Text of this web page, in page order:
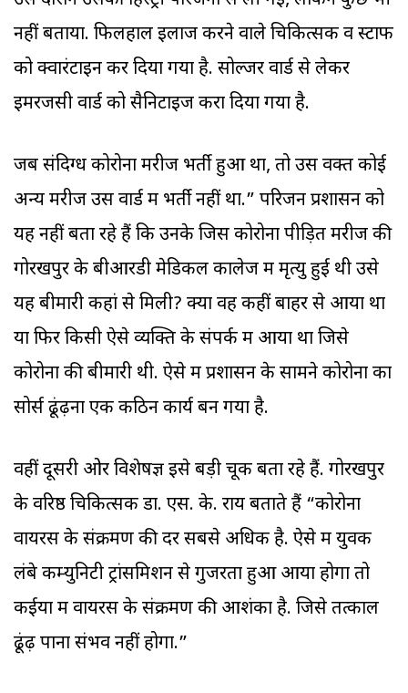
नहीं बताया. फिलहाल इलाज करने वाले चिकित्सक व स्टाफ
को क्वारंटाइन कर दिया गया है. सोल्जर वार्ड से लेकर
इमरजेंसी वार्ड को सैनिटाइज करा दिया गया है.
जब संदिग्ध कोरोना मरीज भर्ती हुआ था, तो उस वक्त कोई
अन्य मरीज उस वार्ड में भर्ती नहीं था.” परिजन प्रशासन को
यह नहीं बता रहे हैं कि उनके जिस कोरोना पीड़ित मरीज की
गोरखपुर के बीआरडी मेडिकल कालेज में मृत्यु हुई थी उसे
यह बीमारी कहां से मिली? क्या वह कहीं बाहर से आया था
या फिर किसी ऐसे व्यक्ति के संपर्क में आया था जिसे
कोरोना की बीमारी थी. ऐसे में प्रशासन के सामने कोरोना का
सोर्स ढूंढ़ना एक कठिन कार्य बन गया है.
वहीं दूसरी ओर विशेषज्ञ इसे बड़ी चूक बता रहे हैं. गोरखपुर
के वरिष्ठ चिकित्सक डा. एस. के. राय बताते हैं “कोरोना
वायरस के संक्रमण की दर सबसे अधिक है. ऐसे में युवक
लंबे कम्युनिटी ट्रांसमिशन से गुजरता हुआ आया होगा तो
कईयों में वायरस के संक्रमण की आशंका है. जिसे तत्काल
ढूंढ़ पाना संभव नहीं होगा.”